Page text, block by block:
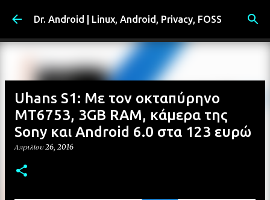
Μετάβαση στο κύριο περιεχόμενο
Dr. Android | Linux, Android, Privacy, FOSS
Uhans S1: Με τον οκταπύρηνο
MT6753, 3GB RAM, κάμερα της
Sony και Android 6.0 στα 123 ευρώ
Απριλίου 26, 2016